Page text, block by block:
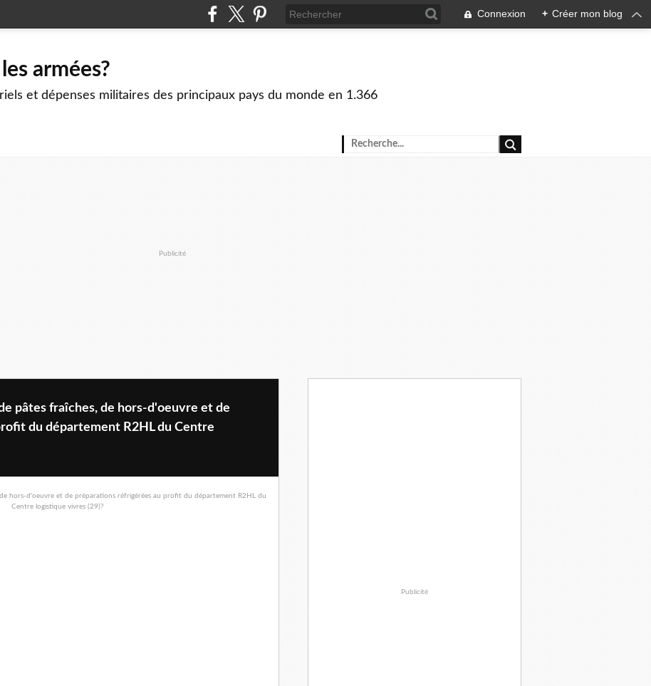
Connexion + Créer mon blog
armées?
et dépenses militaires des principaux pays du monde en 1.366
Publicité
pâtes fraîches, de hors-d'oeuvre et de
du département R2HL du Centre
Publicité